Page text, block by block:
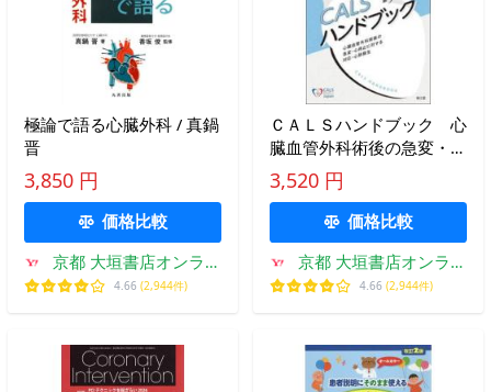
極論で語る心臓外科 / 真鍋
晋
3,850 円
価格比較
京都 大垣書店オンライ
ン
4.66 (2,944件)
ＣＡＬＳハンドブック 心
臓血管外科術後の急変・心
停止に対する対応・心肺蘇
生 / 植野剛
3,520 円
価格比較
京都 大垣書店オンライ
ン
4.66 (2,944件)